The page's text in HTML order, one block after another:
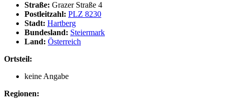
Straße: Grazer Straße 4
Postleitzahl: PLZ 8230
Stadt: Hartberg
Bundesland: Steiermark
Land: Österreich
Ortsteil:
keine Angabe
Regionen: